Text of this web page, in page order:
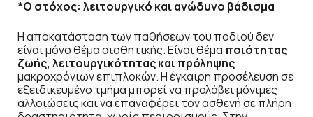
*Ο στόχος: λειτουργικό και ανώδυνο βάδισμα
Η αποκατάσταση των παθήσεων του ποδιού δεν
είναι μόνο θέμα αισθητικής. Είναι θέμα ποιότητας
ζωής, λειτουργικότητας και πρόληψης
μακροχρόνιων επιπλοκών. Η έγκαιρη προσέλευση σε
εξειδικευμένο τμήμα μπορεί να προλάβει μόνιμες
αλλοιώσεις και να επαναφέρει τον ασθενή σε πλήρη